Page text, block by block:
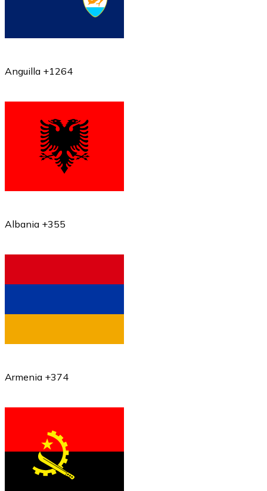
Anguilla +1264
Albania +355
Armenia +374